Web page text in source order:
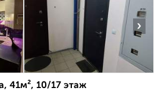
›
41м², 10/17 этаж